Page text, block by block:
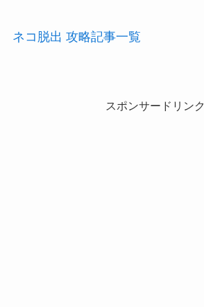
ネコ脱出 攻略記事一覧
スポンサードリンク